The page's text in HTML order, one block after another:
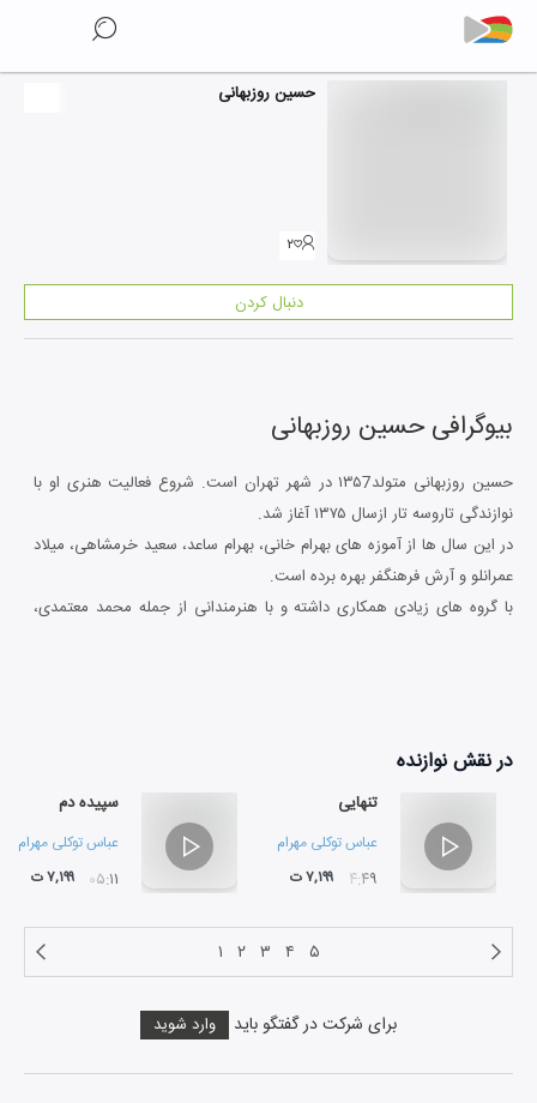
حسین روزبهانی
۲
دنبال کردن
بیوگرافیحسین روزبهانی
حسین روزبهانی متولد۱۳۵7 در شهر تهران است. شروع فعالیت هنری او با
نوازندگی تاروسه تار ازسال ۱۳۷۵ آغاز شد.
در این سال ها از آموزه های بهرام خانی، بهرام ساعد، سعید خرمشاهی، میلاد
عمرانلو و آرش فرهنگفر بهره برده است.
با گروه های زیادی همکاری داشته و با هنرمندانی از جمله محمد معتمدی،
و منظومه زمان نیز حضور داشته است.
وی در مدت فعالیت هنری خود موفق به کسب جوایزی شده است از جمله:
جشنواره فجر۸۹ و مقام اول جشنواره رادیو.
در نقشنوازنده
تنهایی
عباس توکلی مهرام نژاد
۰۴:۴۹ ۷,۱۹۹ ت
سپیده دم
عباس توکلی مهرام
۰۵:۱۱ ۷,۱۹۹ ت
۱ ۲ ۳ ۴ ۵
برای شرکت در گفتگو باید وارد شوید